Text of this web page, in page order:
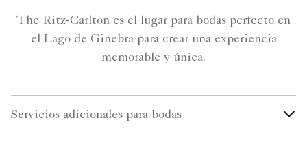
The Ritz-Carlton es el lugar para bodas perfecto en
el Lago de Ginebra para crear una experiencia
memorable y única.
Servicios adicionales para bodas